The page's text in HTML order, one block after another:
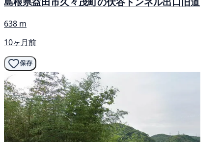
638 m
10ヶ月前
保存